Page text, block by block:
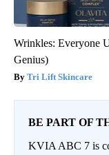
Wrinkles: Everyone
Genius)
Tri Lift Skincare
BE PART OF
KVIA ABC 7 is